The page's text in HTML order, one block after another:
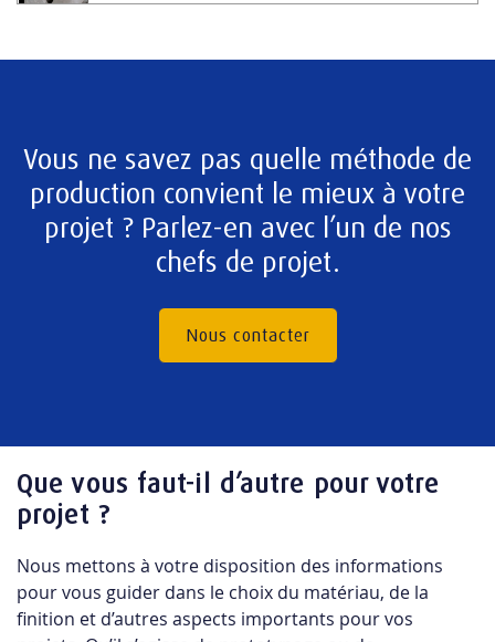
Vous ne savez pas quelle méthode de
production convient le mieux à votre
projet ? Parlez-en avec l’un de nos
chefs de projet.
Nous contacter
Que vous faut-il d’autre pour votre
projet ?
Nous mettons à votre disposition des informations
pour vous guider dans le choix du matériau, de la
finition et d’autres aspects importants pour vos